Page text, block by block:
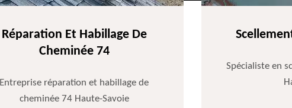
Réparation Et Habillage De
Cheminée 74
Entreprise réparation et habillage de
cheminée 74 Haute-Savoie
Spécialiste en